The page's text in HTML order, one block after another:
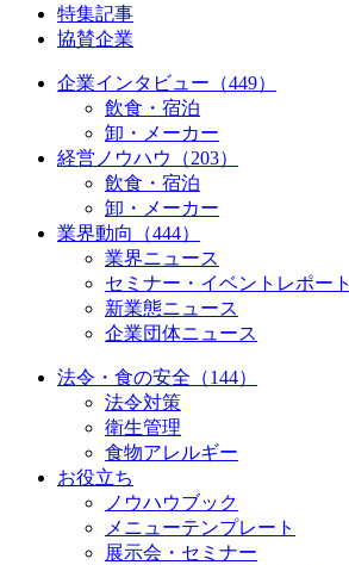
特集記事
協賛企業
企業インタビュー（449）
飲食・宿泊
卸・メーカー
経営ノウハウ（203）
飲食・宿泊
卸・メーカー
業界動向（444）
業界ニュース
セミナー・イベントレポート
新業態ニュース
企業団体ニュース
法令・食の安全（144）
法令対策
衛生管理
食物アレルギー
お役立ち
ノウハウブック
メニューテンプレート
展示会・セミナー